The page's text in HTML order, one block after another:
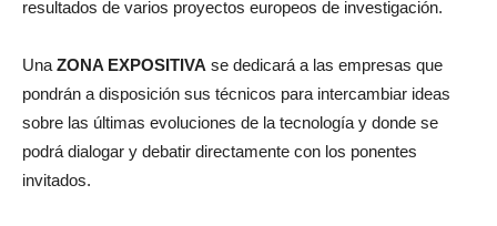
resultados de varios proyectos europeos de investigación.
Una ZONA EXPOSITIVA se dedicará a las empresas que
pondrán a disposición sus técnicos para intercambiar ideas
sobre las últimas evoluciones de la tecnología y donde se
podrá dialogar y debatir directamente con los ponentes
invitados.